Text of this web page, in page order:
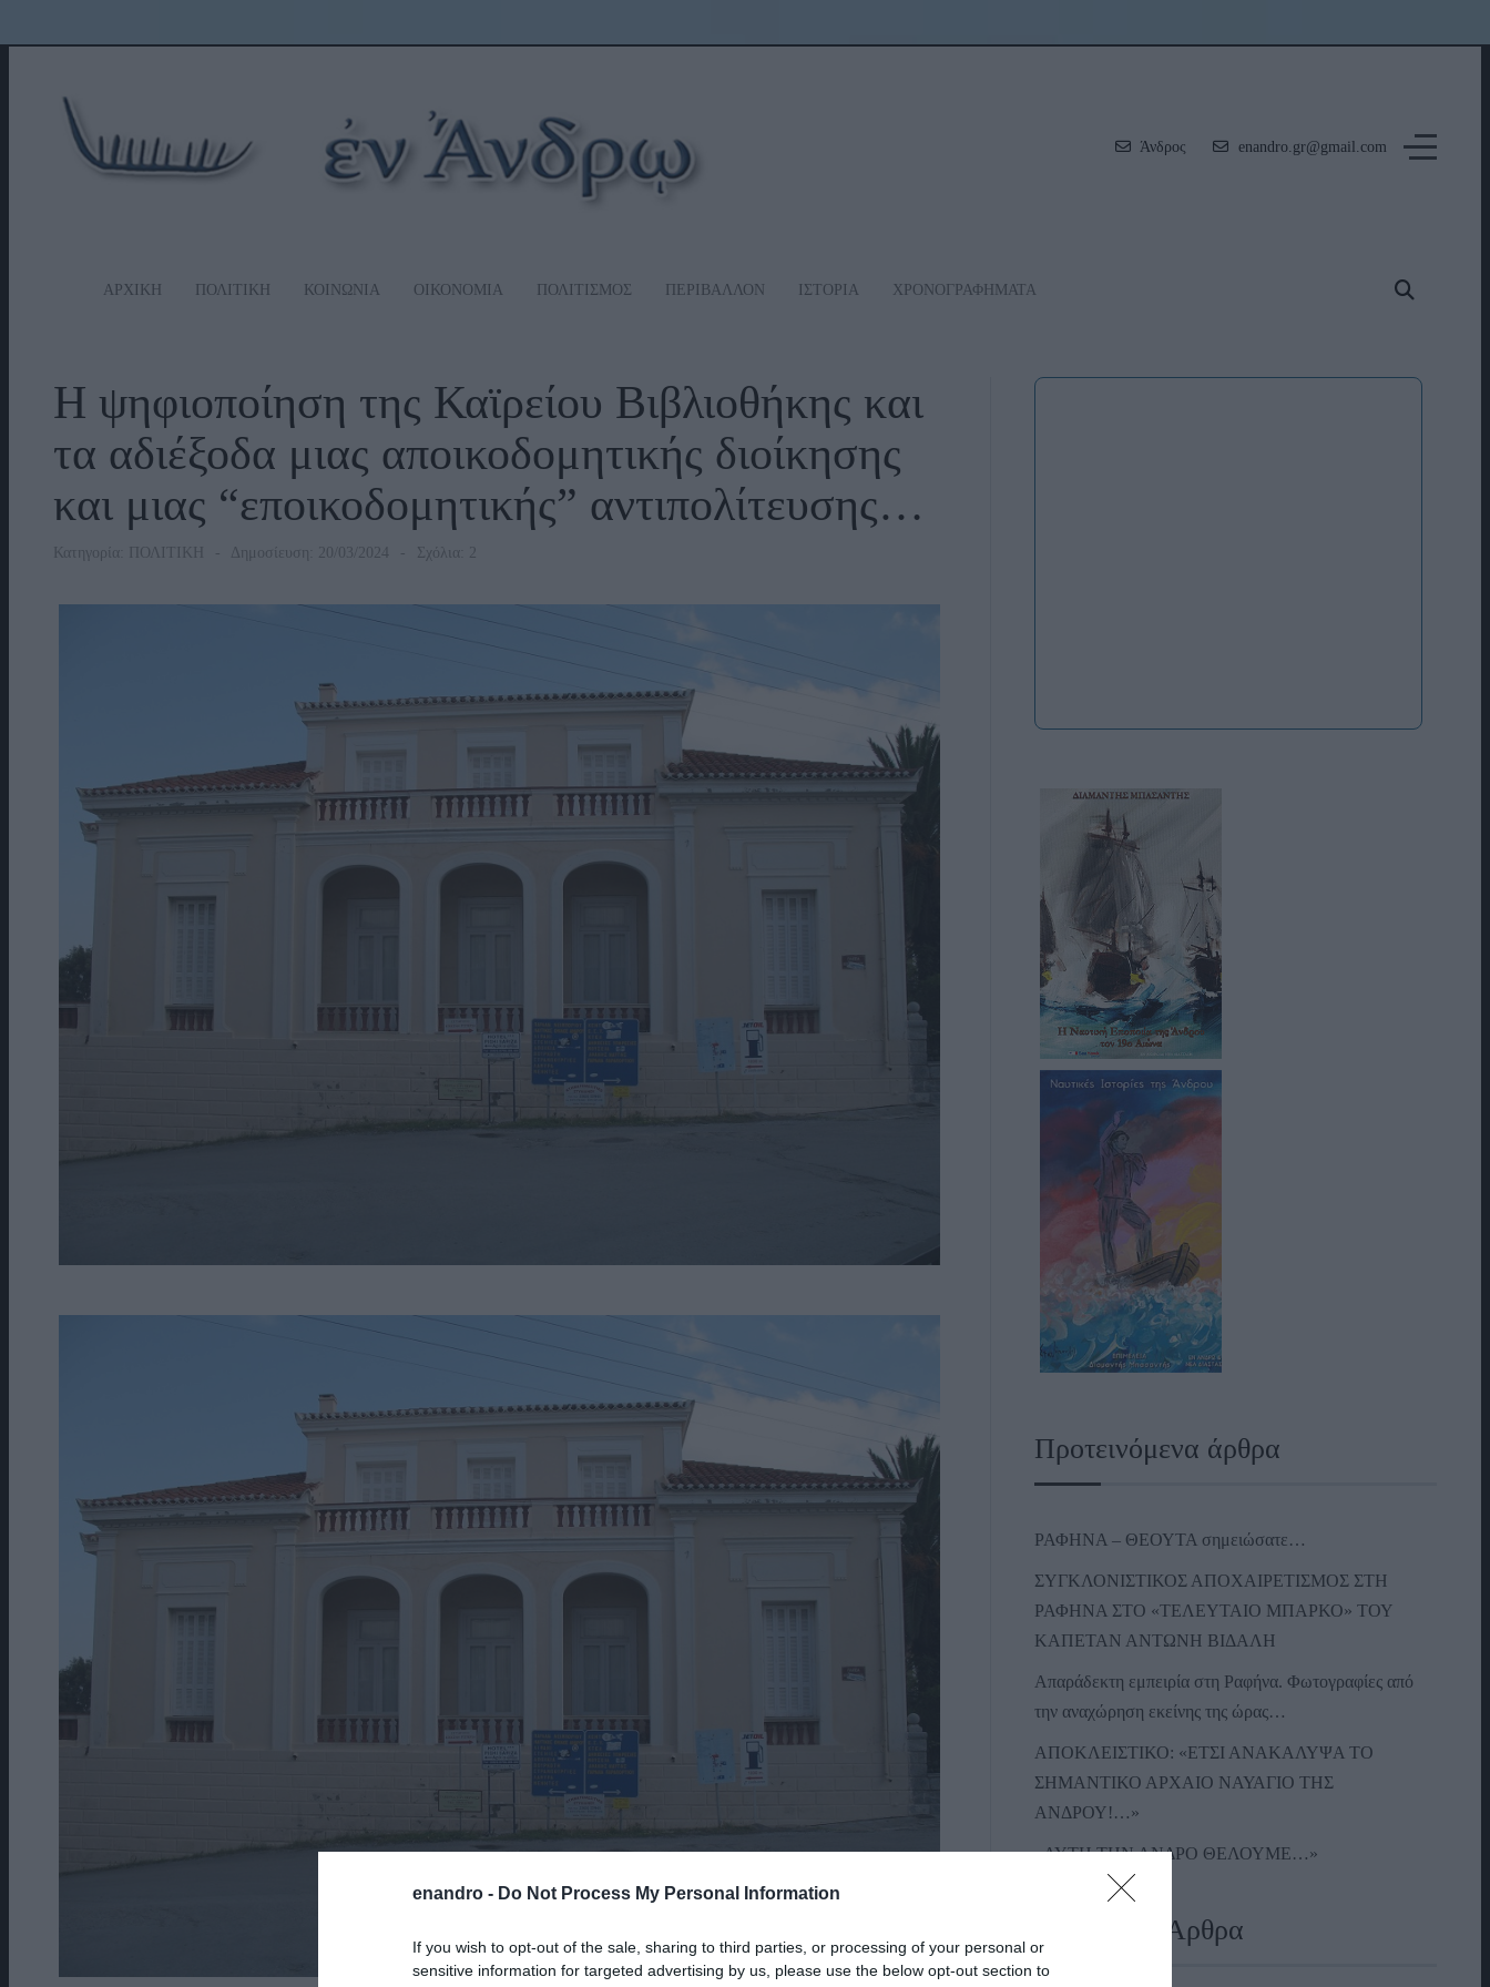
enandro - Do Not Process My Personal Information
If you wish to opt-out of the sale, sharing to third parties, or processing of your personal or
sensitive information for targeted advertising by us, please use the below opt-out section to
Άνδρος enandro.gr@gmail.com
ΑΡΧΙΚΗ ΠΟΛΙΤΙΚΗ ΚΟΙΝΩΝΙΑ ΟΙΚΟΝΟΜΙΑ ΠΟΛΙΤΙΣΜΟΣ ΠΕΡΙΒΑΛΛΟΝ ΙΣΤΟΡΙΑ ΧΡΟΝΟΓΡΑΦΗΜΑΤΑ
Η ψηφιοποίηση της Καϊρείου Βιβλιοθήκης και
τα αδιέξοδα μιας αποικοδομητικής διοίκησης
και μιας “εποικοδομητικής” αντιπολίτευσης…
Κατηγορία: ΠΟΛΙΤΙΚΗ Δημοσίευση: 20/03/2024 Σχόλια: 2
Προτεινόμενα άρθρα
ΡΑΦΗΝΑ – ΘΕΟΥΤΑ σημειώσατε…
ΣΥΓΚΛΟΝΙΣΤΙΚΟΣ ΑΠΟΧΑΙΡΕΤΙΣΜΟΣ ΣΤΗ
ΡΑΦΗΝΑ ΣΤΟ «ΤΕΛΕΥΤΑΙΟ ΜΠΑΡΚΟ» ΤΟΥ
ΚΑΠΕΤΑΝ ΑΝΤΩΝΗ ΒΙΔΑΛΗ
Απαράδεκτη εμπειρία στη Ραφήνα. Φωτογραφίες από
την αναχώρηση εκείνης της ώρας…
ΑΠΟΚΛΕΙΣΤΙΚΟ: «ΕΤΣΙ ΑΝΑΚΑΛΥΨΑ ΤΟ
ΣΗΜΑΝΤΙΚΟ ΑΡΧΑΙΟ ΝΑΥΑΓΙΟ ΤΗΣ
ΑΝΔΡΟΥ!…»
«ΑΥΤΗ ΤΗΝ ΑΝΔΡΟ ΘΕΛΟΥΜΕ…»
Πρόσφατα Άρθρα